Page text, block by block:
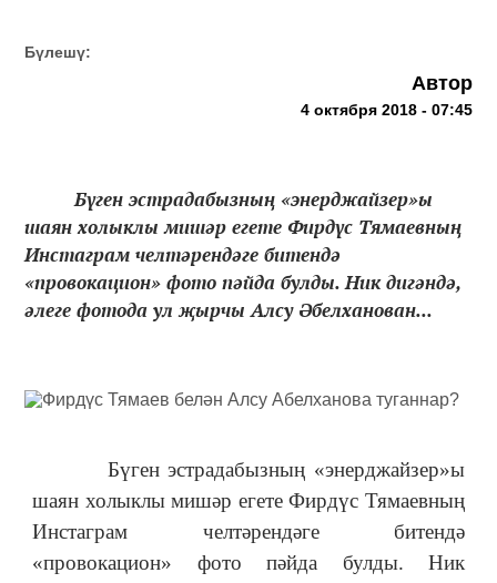
Бүлешү:
Автор
4 октября 2018 - 07:45
Бүген эстрадабызның «энерджайзер»ы
шаян холыклы мишәр егете Фирдүс Тямаевның
Инстаграм челтәрендәге битендә
«провокацион» фото пәйда булды. Ник дигәндә,
әлеге фотода ул җырчы Алсу Әбелханован...
Бүген эстрадабызның «энерджайзер»ы
шаян холыклы мишәр егете Фирдүс Тямаевның
Инстаграм челтәрендәге битендә
«провокацион» фото пәйда булды. Ник